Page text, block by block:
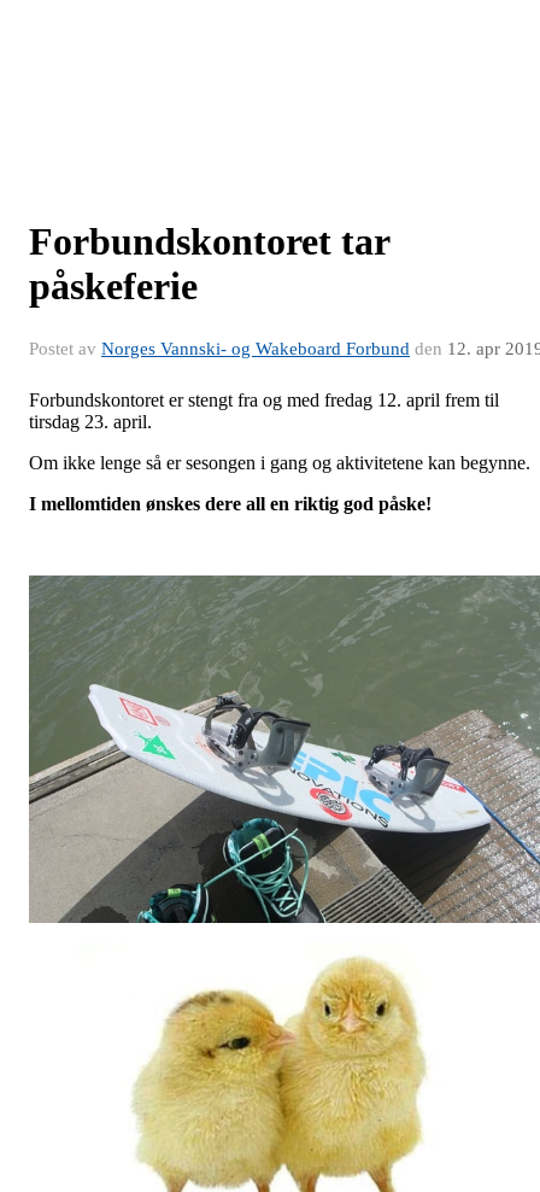
Forbundskontoret tar
påskeferie
Postet av Norges Vannski- og Wakeboard Forbund den 12. apr
Forbundskontoret er stengt fra og med fredag 12. april frem til
tirsdag 23. april.
Om ikke lenge så er sesongen i gang og aktivitetene kan begynne.
I mellomtiden ønskes dere all en riktig god påske!